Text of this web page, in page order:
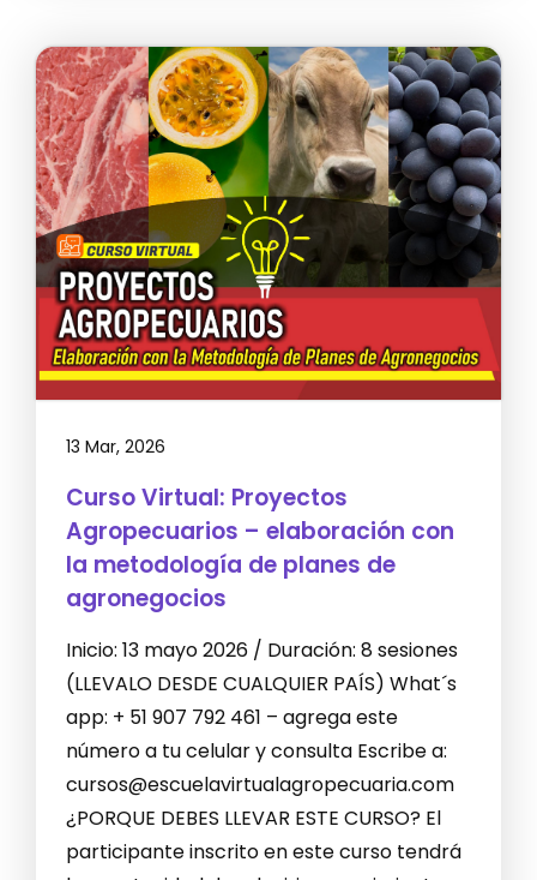
13 Mar, 2026
Curso Virtual: Proyectos
Agropecuarios – elaboración con
la metodología de planes de
agronegocios
Inicio: 13 mayo 2026 / Duración: 8 sesiones
(LLEVALO DESDE CUALQUIER PAÍS) What´s
app: + 51 907 792 461 – agrega este
número a tu celular y consulta Escribe a:
cursos@escuelavirtualagropecuaria.com
¿PORQUE DEBES LLEVAR ESTE CURSO? El
participante inscrito en este curso tendrá